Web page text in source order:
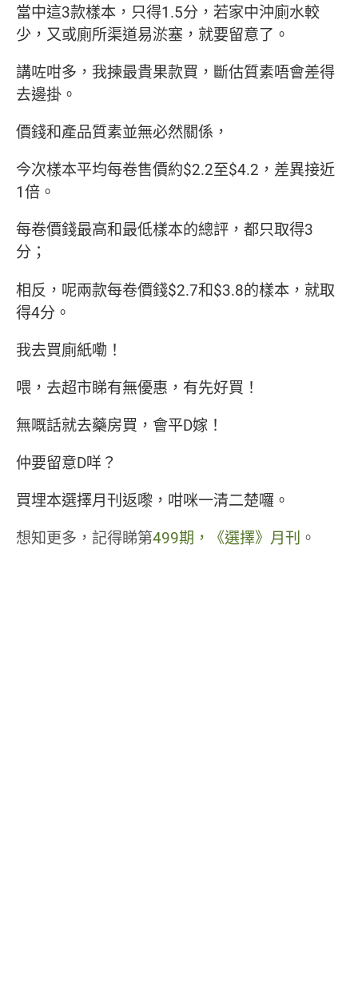
當中這3款樣本，只得1.5分，若家中沖廁水較
少，又或廁所渠道易淤塞，就要留意了。
講咗咁多，我揀最貴果款買，斷估質素唔會差得
去邊掛。
價錢和產品質素並無必然關係，
今次樣本平均每卷售價約$2.2至$4.2，差異接近
1倍。
每卷價錢最高和最低樣本的總評，都只取得3
分；
相反，呢兩款每卷價錢$2.7和$3.8的樣本，就取
得4分。
我去買廁紙嘞！
喂，去超市睇有無優惠，有先好買！
無嘅話就去藥房買，會平D嫁！
仲要留意D咩？
買埋本選擇月刊返嚟，咁咪一清二楚囉。
想知更多，記得睇第499期，《選擇》月刊 。